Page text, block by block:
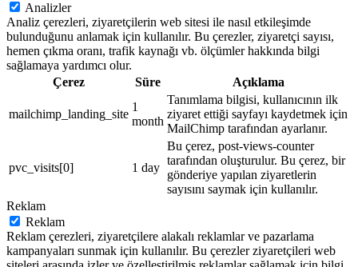
Analizler
Analiz çerezleri, ziyaretçilerin web sitesi ile nasıl etkileşimde
bulunduğunu anlamak için kullanılır. Bu çerezler, ziyaretçi sayısı,
hemen çıkma oranı, trafik kaynağı vb. ölçümler hakkında bilgi
sağlamaya yardımcı olur.
Çerez
Süre Açıklama
mailchimp_landing_site
1
month
Tanımlama bilgisi, kullanıcının ilk
ziyaret ettiği sayfayı kaydetmek için
MailChimp tarafından ayarlanır.
pvc_visits[0] 1 day
Bu çerez, post-views-counter
tarafından oluşturulur. Bu çerez, bir
gönderiye yapılan ziyaretlerin
sayısını saymak için kullanılır.
Reklam
Reklam
Reklam çerezleri, ziyaretçilere alakalı reklamlar ve pazarlama
kampanyaları sunmak için kullanılır. Bu çerezler ziyaretçileri web